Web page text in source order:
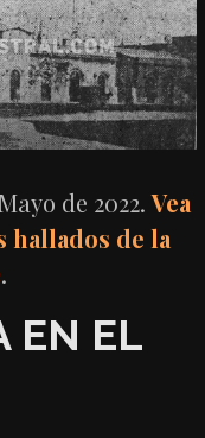
de 2022.Vea
hallados de la
.
EN EL